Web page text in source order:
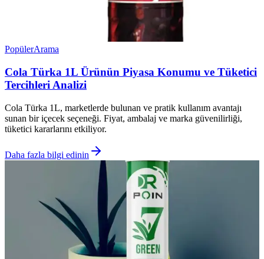
PopülerArama
Cola Türka 1L Ürünün Piyasa Konumu ve Tüketici
Tercihleri Analizi
Cola Türka 1L, marketlerde bulunan ve pratik kullanım avantajı
sunan bir içecek seçeneği. Fiyat, ambalaj ve marka güvenilirliği,
tüketici kararlarını etkiliyor.
Daha fazla bilgi edinin